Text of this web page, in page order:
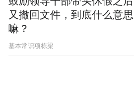
又撤回文件，到底什么意思
嘛？
基本常识项栋梁